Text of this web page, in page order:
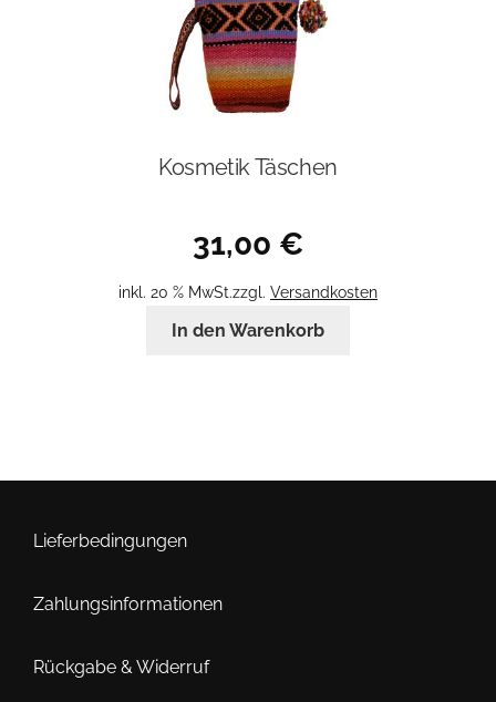
Kosmetik Täschen
31,00 €
inkl. 20 % MwSt.zzgl. Versandkosten
In den Warenkorb
Lieferbedingungen
Zahlungsinformationen
Rückgabe & Widerruf